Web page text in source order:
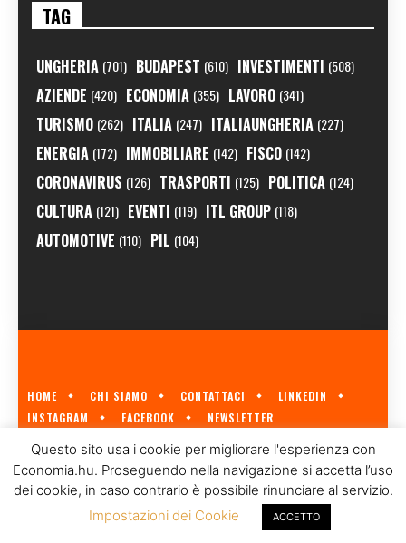
TAG
UNGHERIA (701) BUDAPEST (610) INVESTIMENTI (508)
AZIENDE (420) ECONOMIA (355) LAVORO (341)
TURISMO (262) ITALIA (247) ITALIAUNGHERIA (227)
ENERGIA (172) IMMOBILIARE (142) FISCO (142)
CORONAVIRUS (126) TRASPORTI (125) POLITICA (124)
CULTURA (121) EVENTI (119) ITL GROUP (118)
AUTOMOTIVE (110) PIL (104)
HOME CHI SIAMO CONTATTACI
LINKEDIN
INSTAGRAM
FACEBOOK NEWSLETTER
ECONOMIA.HU È IL PRIMO GIORNALE ITALIANO SULL'ECONOMIA UNGHERESE
A CURA DIITL GROUP© 2023
Questo sito usa i cookie per migliorare l'esperienza con
Economia.hu. Proseguendo nella navigazione si accetta l’uso
dei cookie, in caso contrario è possibile rinunciare al servizio.
Impostazioni dei Cookie
ACCETTO